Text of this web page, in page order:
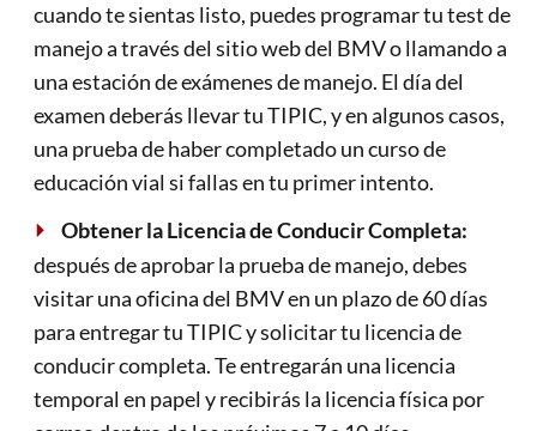
cuando te sientas listo, puedes programar tu test de
manejo a través del sitio web del BMV o llamando a
una estación de exámenes de manejo. El día del
examen deberás llevar tu TIPIC, y en algunos casos,
una prueba de haber completado un curso de
educación vial si fallas en tu primer intento.
Obtener la Licencia de Conducir Completa:
después de aprobar la prueba de manejo, debes
visitar una oficina del BMV en un plazo de 60 días
para entregar tu TIPIC y solicitar tu licencia de
conducir completa. Te entregarán una licencia
temporal en papel y recibirás la licencia física por